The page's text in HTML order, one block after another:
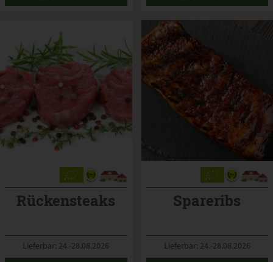
Rückensteaks
Lieferbar: 24.-28.08.2026
Spareribs
Lieferbar: 24.-28.08.2026